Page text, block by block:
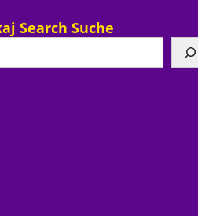
Search Suche